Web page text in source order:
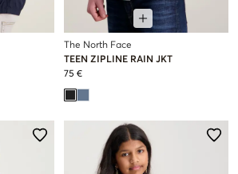
The North Face
TEEN ZIPLINE RAIN JKT
75 €